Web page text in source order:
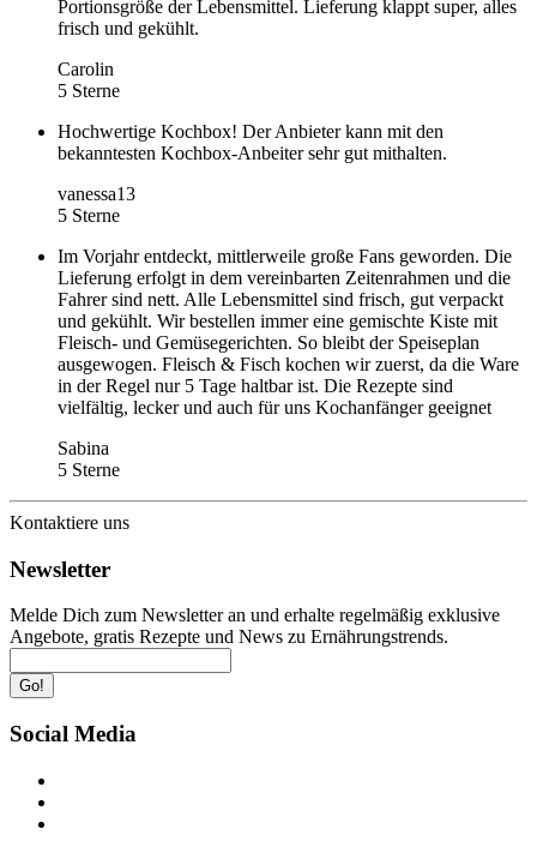
Portionsgröße der Lebensmittel. Lieferung klappt super, alles
frisch und gekühlt.
Carolin
5 Sterne
Hochwertige Kochbox! Der Anbieter kann mit den
bekanntesten Kochbox-Anbeiter sehr gut mithalten.
vanessa13
5 Sterne
Im Vorjahr entdeckt, mittlerweile große Fans geworden. Die
Lieferung erfolgt in dem vereinbarten Zeitenrahmen und die
Fahrer sind nett. Alle Lebensmittel sind frisch, gut verpackt
und gekühlt. Wir bestellen immer eine gemischte Kiste mit
Fleisch- und Gemüsegerichten. So bleibt der Speiseplan
ausgewogen. Fleisch & Fisch kochen wir zuerst, da die Ware
in der Regel nur 5 Tage haltbar ist. Die Rezepte sind
vielfältig, lecker und auch für uns Kochanfänger geeignet
Sabina
5 Sterne
Kontaktiere uns
Newsletter
Melde Dich zum Newsletter an und erhalte regelmäßig exklusive
Angebote, gratis Rezepte und News zu Ernährungstrends.
Go!
Social Media